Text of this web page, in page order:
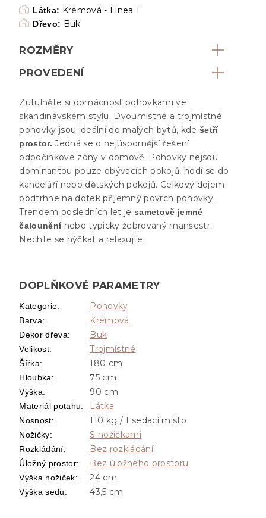
Látka: Krémová - Linea 1
Dřevo: Buk
ROZMĚRY
PROVEDENÍ
Zútulněte si domácnost pohovkami ve
skandinávském stylu. Dvoumístné a trojmístné
pohovky jsou ideální do malých bytů, kde šetří
prostor. Jedná se o nejúspornější řešení
odpočinkové zóny v domově. Pohovky nejsou
dominantou pouze obývacích pokojů, hodí se do
kanceláří nebo dětských pokojů. Celkový dojem
podtrhne na dotek příjemný povrch pohovky.
Trendem posledních let je sametově jemné
čalouněnínebo typicky žebrovaný manšestr.
Nechte se hýčkat a relaxujte.
DOPLŇKOVÉ PARAMETRY
Kategorie: Pohovky
Barva: Krémová
Dekor dřeva: Buk
Velikost: Trojmístné
Šířka: 180 cm
Hloubka: 75 cm
Výška: 90 cm
Materiál potahu: Látka
Nosnost: 110 kg / 1 sedací místo
Nožičky: S nožičkami
Rozkládání: Bez rozkládání
Úložný prostor: Bez úložného prostoru
Výška nožiček: 24 cm
Výška sedu: 43,5 cm